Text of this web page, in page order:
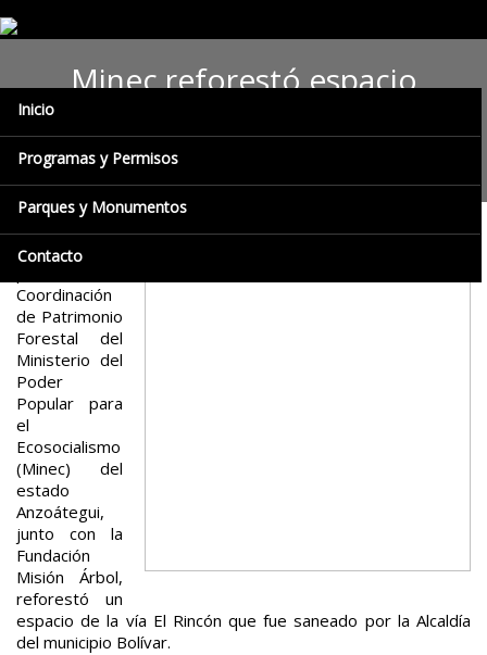
Inicio
Programas y Permisos
Parques y Monumentos
Contacto
Minec reforestó espacio
Este lunes el
Coordinación
de Patrimonio
Forestal del
Ministerio del
Poder
Popular para
el
Ecosocialismo
(Minec) del
estado
Anzoátegui,
junto con la
Fundación
Misión Árbol,
reforestó un
espacio de la vía El Rincón que fue saneado por la Alcaldía
del municipio Bolívar.